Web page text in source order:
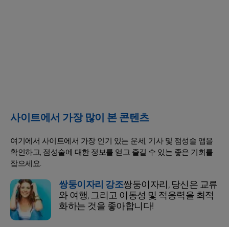
사이트에서 가장 많이 본 콘텐츠
여기에서 사이트에서 가장 인기 있는 운세, 기사 및 점성술 앱을
확인하고, 점성술에 대한 정보를 얻고 즐길 수 있는 좋은 기회를
잡으세요.
쌍둥이자리 강조쌍둥이자리, 당신은 교류
와 여행, 그리고 이동성 및 적응력을 최적
화하는 것을 좋아합니다!